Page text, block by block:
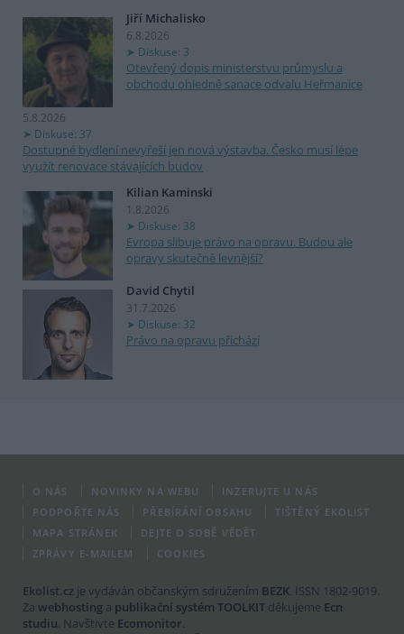
Jiří Michalisko
6.8.2026
Diskuse: 3
Otevřený dopis ministerstvu průmyslu a
obchodu ohledně sanace odvalu Heřmanice
5.8.2026
Diskuse: 37
Dostupné bydlení nevyřeší jen nová výstavba. Česko musí lépe
využít renovace stávajících budov
Kilian Kaminski
1.8.2026
Diskuse: 38
Evropa slibuje právo na opravu. Budou ale
opravy skutečně levnější?
David Chytil
31.7.2026
Diskuse: 32
Právo na opravu přichází
O NÁS NOVINKY NA WEBU
INZERUJTE U NÁS
PODPOŘTE NÁS
PŘEBÍRÁNÍ OBSAHU
TIŠTĚNÝ EKOLIST
MAPA STRÁNEK
DEJTE O SOBĚ VĚDĚT
ZPRÁVY E-MAILEM
COOKIES
Ekolist.cz je vydáván občanským sdružením BEZK. ISSN 1802-9019.
Za webhosting a publikační systém TOOLKIT děkujeme Ecn
studiu. Navštivte Ecomonitor.